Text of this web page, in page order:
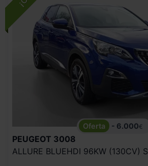
- 6.000€
PEUGEOT 3008
ALLURE BLUEHDI 96KW (130CV) S